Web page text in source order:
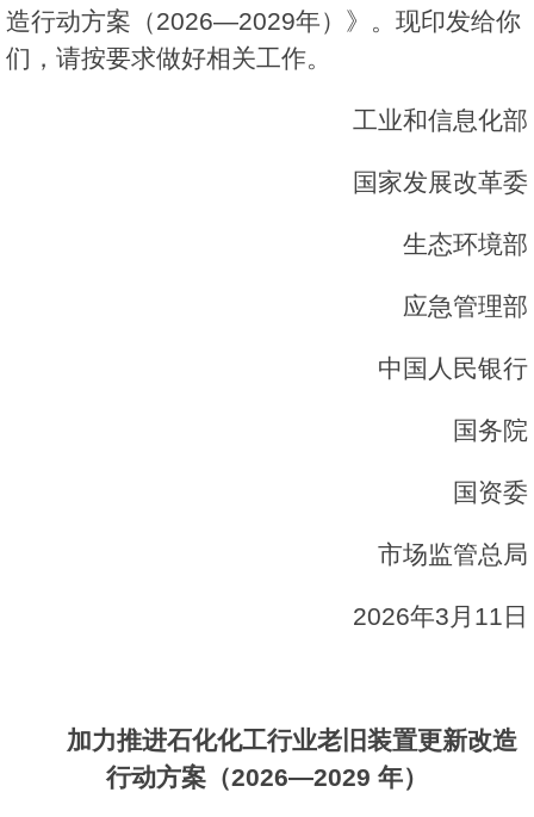
造行动方案（2026—2029年）》。现印发给你
们，请按要求做好相关工作。
工业和信息化部
国家发展改革委
生态环境部
应急管理部
中国人民银行
国务院
国资委
市场监管总局
2026年3月11日
加力推进石化化工行业老旧装置更新改造
行动方案（2026—2029 年）